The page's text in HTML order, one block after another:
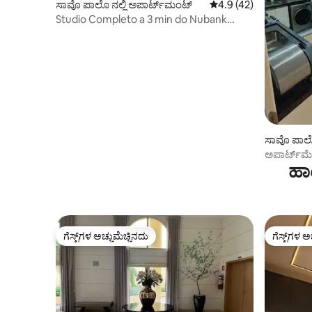
ಸಾವೊ ಪಾಲೊ ನಲ್ಲಿ ಅಪಾರ್ಟ್‌ಮಂಟ್ 5 ರಲ್ಲಿ 4.9 ಸರಾಸರಿ
4.9 (42)
Studio Completo a 3 min do Nubank
ಸಾವೊ
ಸ್ಪೇಸ್,
ಗೆಸ್ಟ್‌ಗಳ ಅಚ್ಚುಮೆಚ್ಚಿನದು
ಗೆಸ್ಟ್‌ಗಳ ಅಚ್ಚುಮೆಚ್ಚಿನದು ಗೆಸ್ಟ್‌ಗಳ
ಗೆಸ್ಟ್‌ಗಳ